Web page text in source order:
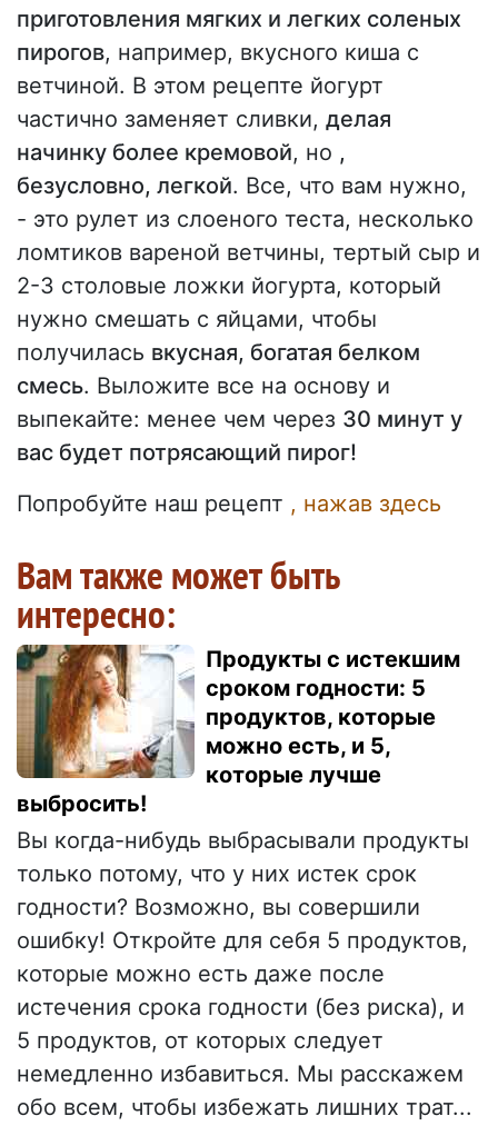
приготовления мягких и легких соленых
пирогов, например, вкусного киша с
ветчиной. В этом рецепте йогурт
частично заменяет сливки, делая
начинку более кремовой, но ,
безусловно, легкой. Все, что вам нужно,
- это рулет из слоеного теста, несколько
ломтиков вареной ветчины, тертый сыр и
2-3 столовые ложки йогурта, который
нужно смешать с яйцами, чтобы
получилась вкусная, богатая белком
смесь. Выложите все на основу и
выпекайте: менее чем через 30 минут у
вас будет потрясающий пирог!
Попробуйте наш рецепт , нажав здесь
Вам также может быть
интересно:
Продукты с истекшим
сроком годности: 5
продуктов, которые
можно есть, и 5,
которые лучше
выбросить!
Вы когда-нибудь выбрасывали продукты
только потому, что у них истек срок
годности? Возможно, вы совершили
ошибку! Откройте для себя 5 продуктов,
которые можно есть даже после
истечения срока годности (без риска), и
5 продуктов, от которых следует
немедленно избавиться. Мы расскажем
обо всем, чтобы избежать лишних трат...